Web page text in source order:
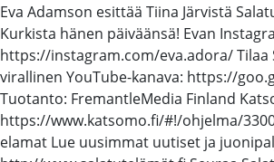
Eva Adamson esittää Tiina Järvistä
Kurkista hänen päiväänsä! Evan
https://instagram.com/eva.adora/ Tilaa
virallinen YouTube-kanava: https://
Tuotanto: FremantleMedia Finland
https://www.katsomo.fi/#!/ohjelma/
elamat Lue uusimmat uutiset ja